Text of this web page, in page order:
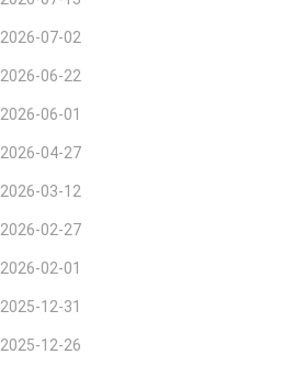
2026-07-02
2026-06-22
2026-06-01
2026-04-27
2026-03-12
2026-02-27
2026-02-01
2025-12-31
2025-12-26